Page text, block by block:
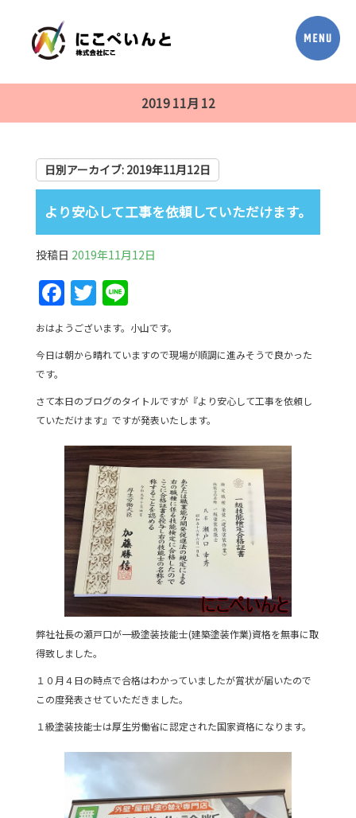
2019 11月 12
日別アーカイブ: 2019年11月12日
より安心して工事を依頼していただけます。
投稿日 2019年11月12日
F
a
c
e
b
o
o
k
T
w
itt
er
Li
n
e
おはようございます。小山です。
今日は朝から晴れていますので現場が順調に進みそうで良かった
です。
さて本日のブログのタイトルですが『より安心して工事を依頼し
ていただけます』ですが発表いたします。
弊社社長の瀬戸口が一級塗装技能士(建築塗装作業)資格を無事に取
得致しました。
１０月４日の時点で合格はわかっていましたが賞状が届いたので
この度発表させていただきました。
１級塗装技能士は厚生労働省に認定された国家資格になります。